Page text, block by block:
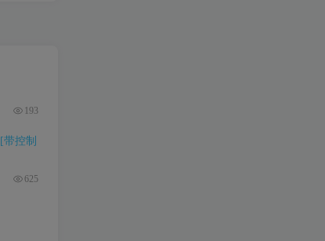
193
控制
625